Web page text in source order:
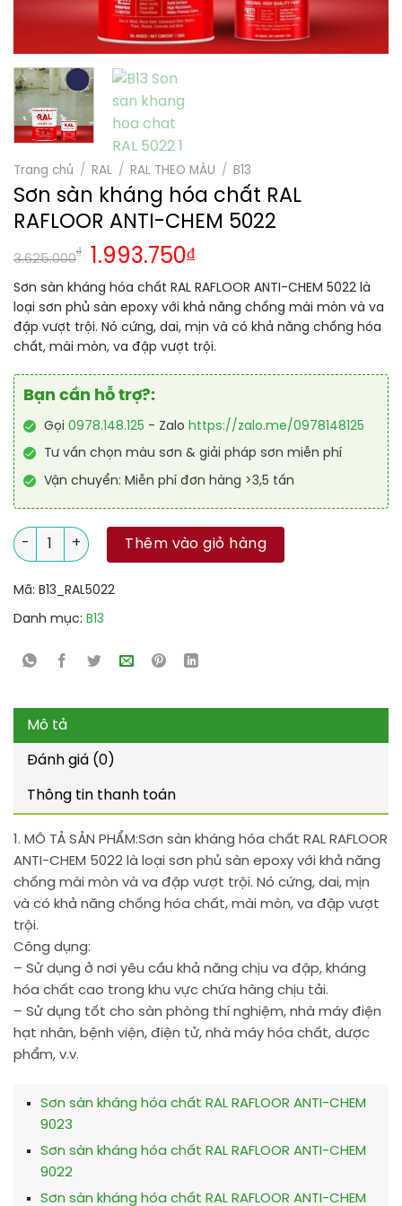
Trang chủ / RAL / RAL THEO MÀU / B13
Sơn sàn kháng hóa chất RAL
RAFLOOR ANTI-CHEM 5022
3.625.000
₫ 1.993.750₫
Sơn sàn kháng hóa chất RAL RAFLOOR ANTI-CHEM 5022 là
loại sơn phủ sàn epoxy với khả năng chống mài mòn và va
đập vượt trội. Nó cứng, dai, mịn và có khả năng chống hóa
chất, mài mòn, va đập vượt trội.
Bạn cần hỗ trợ?:
Gọi 0978.148.125 - Zalo https://zalo.me/0978148125
Tư vấn chọn màu sơn & giải pháp sơn miễn phí
Vận chuyển: Miễn phí đơn hàng >3,5 tấn
Sơn sàn kháng hóa chất RAL RAFLOOR ANTI-CHEM 5022 số
Thêm vào giỏ hàng
Mã: B13_RAL5022
Danh mục: B13
Mô tả
Đánh giá (0)
Thông tin thanh toán
1. MÔ TẢ SẢN PHẨM:Sơn sàn kháng hóa chất RAL RAFLOOR
ANTI-CHEM 5022 là loại sơn phủ sàn epoxy với khả năng
chống mài mòn và va đập vượt trội. Nó cứng, dai, mịn
và có khả năng chống hóa chất, mài mòn, va đập vượt
trội.
Công dụng:
– Sử dụng ở nơi yêu cầu khả năng chịu va đập, kháng
hóa chất cao trong khu vực chứa hàng chịu tải.
– Sử dụng tốt cho sàn phòng thí nghiệm, nhà máy điện
hạt nhân, bệnh viện, điện tử, nhà máy hóa chất, dược
phẩm, v.v.
Sơn sàn kháng hóa chất RAL RAFLOOR ANTI-CHEM
9023
Sơn sàn kháng hóa chất RAL RAFLOOR ANTI-CHEM
9022
Sơn sàn kháng hóa chất RAL RAFLOOR ANTI-CHEM